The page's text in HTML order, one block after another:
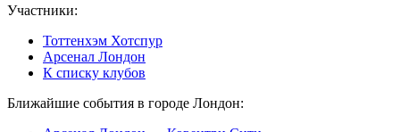
Участники:
Тоттенхэм Хотспур
Арсенал Лондон
К списку клубов
Ближайшие события в городе Лондон: